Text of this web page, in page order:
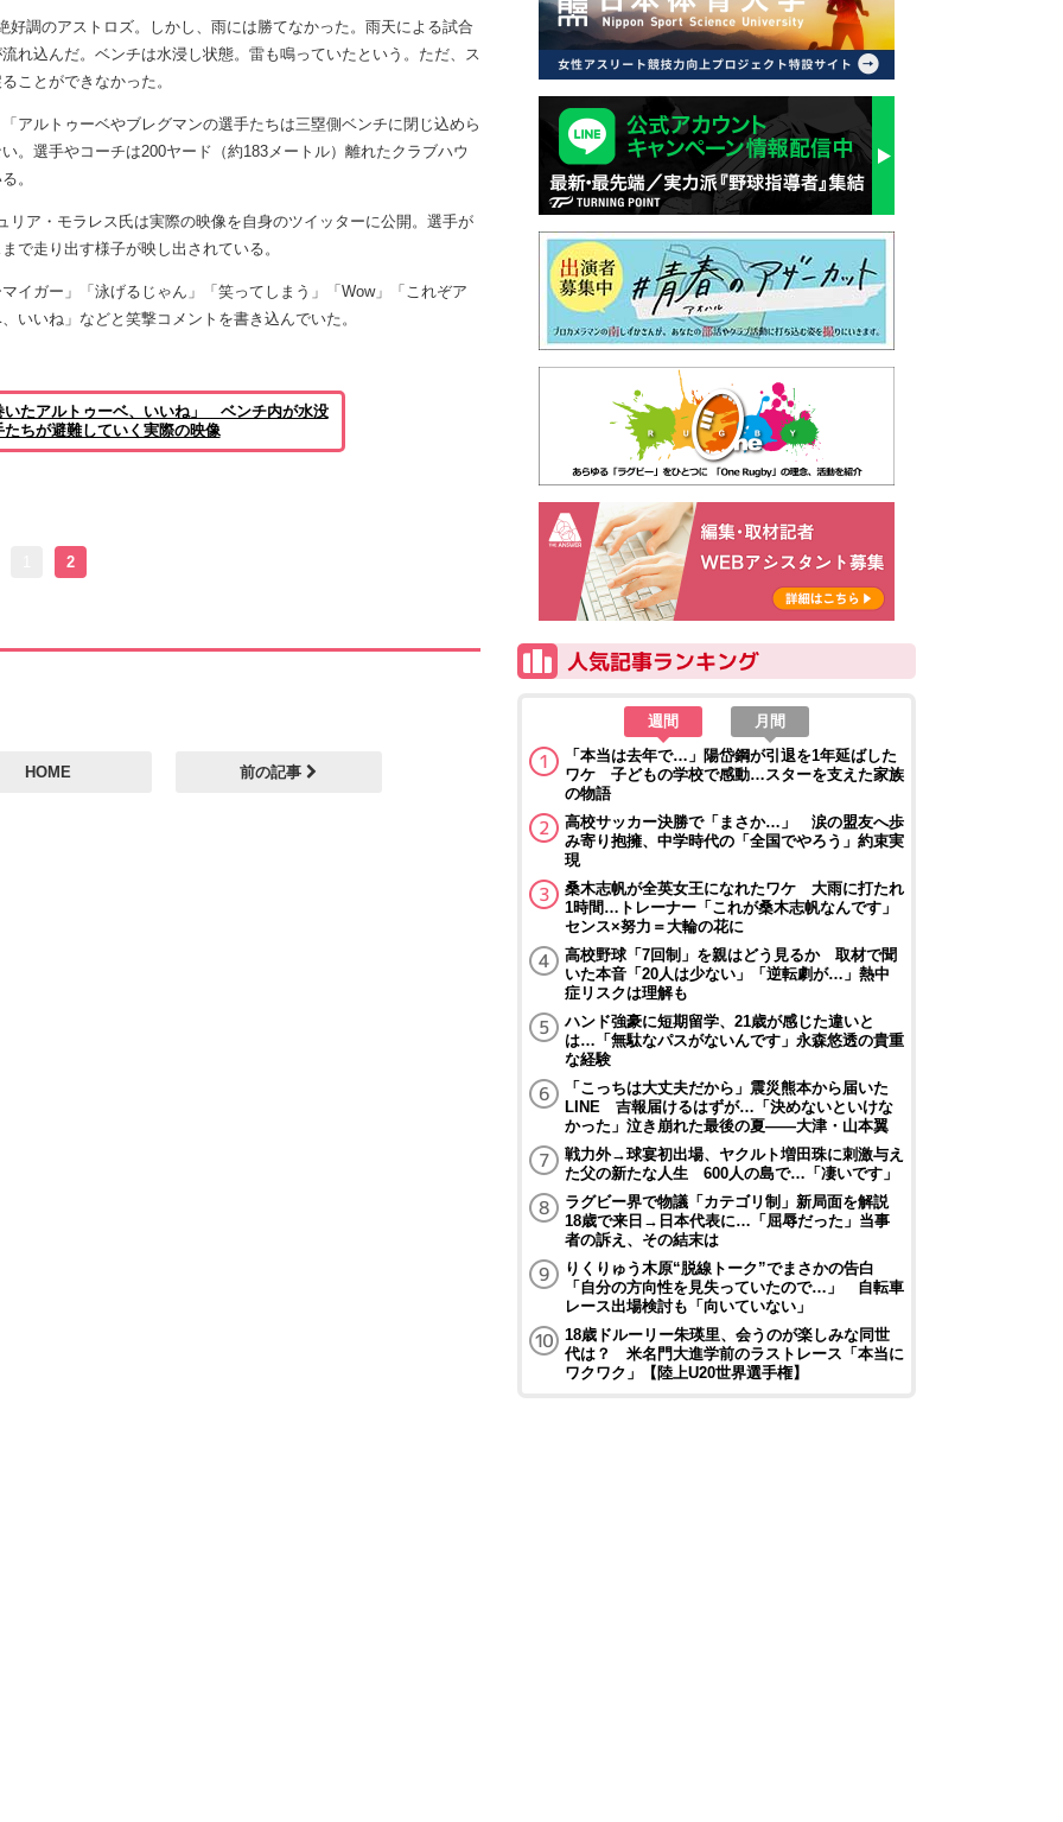
調のアストロズ。しかし、雨には勝てなかった。雨天による試合
れ込んだ。ベンチは水浸し状態。雷も鳴っていたという。ただ、ス
ことができなかった。
ルトゥーベやブレグマンの選手たちは三塁側ベンチに閉じ込めら
。選手やコーチは200ヤード（約183メートル）離れたクラブハウ
。
ア・モラレス氏は実際の映像を自身のツイッターに公開。選手が
で走り出す様子が映し出されている。
ガー」「泳げるじゃん」「笑ってしまう」「Wow」「これぞア
いいね」などと笑撃コメントを書き込んでいた。
いたアルトゥーベ、いいね」 ベンチ内が水没
ちが避難していく実際の映像
2
HOME 前の記事
週間
月間
「本当は去年で…」陽岱鋼が引退を1年延ばした
ワケ 子どもの学校で感動…スターを支えた家族
の物語
高校サッカー決勝で「まさか…」 涙の盟友へ歩
み寄り抱擁、中学時代の「全国でやろう」約束実
現
桑木志帆が全英女王になれたワケ 大雨に打たれ
1時間…トレーナー「これが桑木志帆なんです」
センス×努力＝大輪の花に
高校野球「7回制」を親はどう見るか 取材で聞
いた本音「20人は少ない」「逆転劇が…」熱中
症リスクは理解も
ハンド強豪に短期留学、21歳が感じた違いと
は…「無駄なパスがないんです」永森悠透の貴重
な経験
「こっちは大丈夫だから」震災熊本から届いた
LINE 吉報届けるはずが…「決めないといけな
かった」泣き崩れた最後の夏――大津・山本翼
戦力外→球宴初出場、ヤクルト増田珠に刺激与え
た父の新たな人生 600人の島で…「凄いです」
ラグビー界で物議「カテゴリ制」新局面を解説
18歳で来日→日本代表に…「屈辱だった」当事
者の訴え、その結末は
りくりゅう木原“脱線トーク”でまさかの告白
「自分の方向性を見失っていたので…」 自転車
レース出場検討も「向いていない」
18歳ドルーリー朱瑛里、会うのが楽しみな同世
代は？ 米名門大進学前のラストレース「本当に
ワクワク」【陸上U20世界選手権】